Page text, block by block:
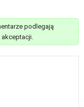
podlegają